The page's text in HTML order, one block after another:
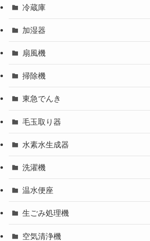
冷蔵庫
加湿器
扇風機
掃除機
東急でんき
毛玉取り器
水素水生成器
洗濯機
温水便座
生ごみ処理機
空気清浄機